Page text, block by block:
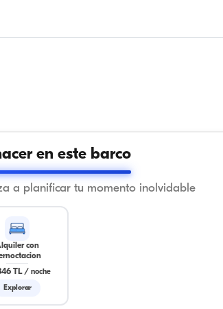
en este barco
a planificar tu momento inolvidable
con
TL/ noche
Explorar